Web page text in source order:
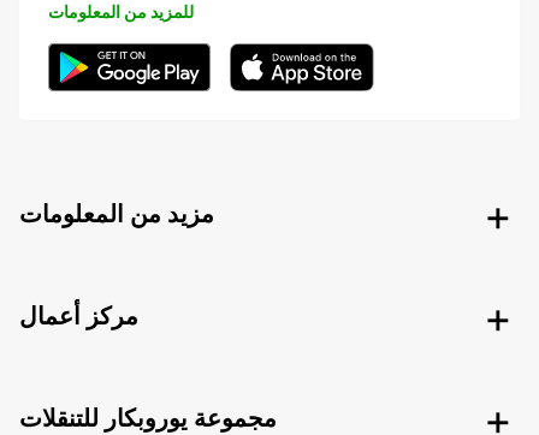
للمزيد من المعلومات
مزيد من المعلومات
مركز أعمال
مجموعة يوروبكار للتنقلات